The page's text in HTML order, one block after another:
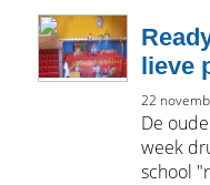
lieve
22
De
week
school